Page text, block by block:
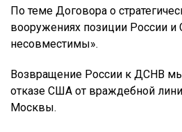
По теме Договора о
вооружениях позиции России
несовместимы».
Возвращение России к ДСНВ
отказе США от враждебной
Москвы.